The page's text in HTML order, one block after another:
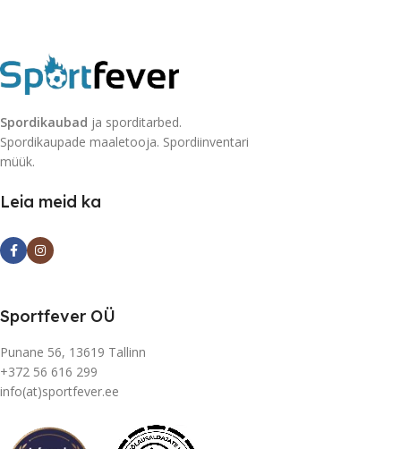
Spordikaubad ja sporditarbed.
Spordikaupade maaletooja. Spordiinventari
müük.
Leia meid ka
Sportfever OÜ
Punane 56, 13619 Tallinn
+372 56 616 299
info(at)sportfever.ee